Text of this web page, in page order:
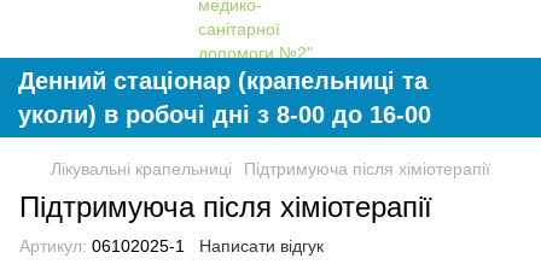
Денний стаціонар (крапельниці та
уколи) в робочі дні з 8-00 до 16-00
Лікувальні крапельниці Підтримуюча після хіміотерапії
Підтримуюча після хіміотерапії
Артикул: 06102025-1 Написати відгук